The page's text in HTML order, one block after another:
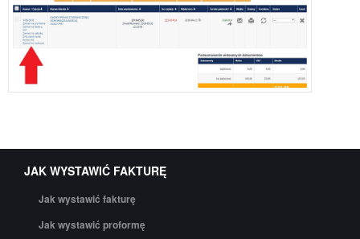
JAK WYSTAWIĆ FAKTURĘ
Jak wystawić fakturę
Jak wystawić proformę